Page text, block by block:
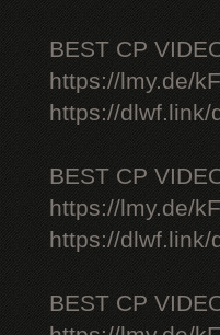
BEST CP
https://lmy.de/
https://dlwf.link/
BEST CP
https://lmy.de/
https://dlwf.link/
BEST CP